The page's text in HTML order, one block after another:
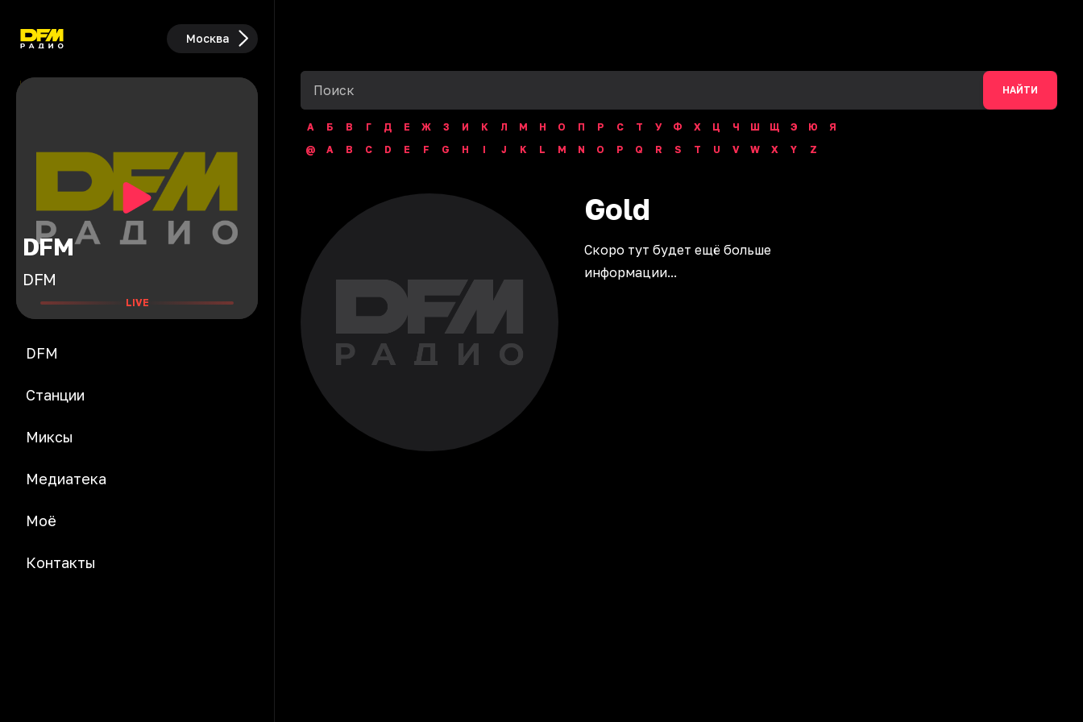
Москва
DFM
DFM
LIVE
DFM
Станции
Миксы
Медиатека
Моё
Контакты
НАЙТИ
А Б В Г Д Е Ж З И К Л М Н О П Р С Т У Ф Х Ц Ч Ш Щ Э Ю
Я
@
A B C D E F G H I J K L M N O P Q R S T U V W X Y Z
Gold
Скоро тут будет ещё больше
информации...